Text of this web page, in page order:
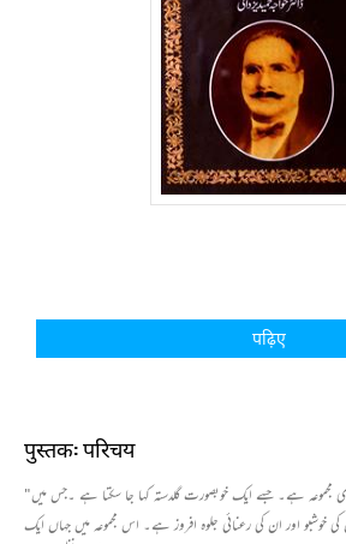
पढ़िए
पुस्तक: परिचय
"بانگ درا" علامہ اقبال کا شعری مجموعہ ہے۔ جسے ایک خوبصورت گلدستہ کہا جا سکتا ہے ۔جس میں
خوشبو اور ان کی رعنائی جلوہ افروز ہے۔ اس مجموعہ میں جہاں ایک